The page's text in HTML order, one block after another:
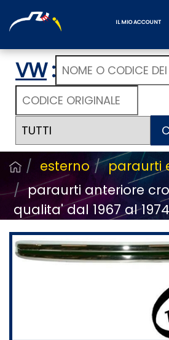
IL MIO ACCOUNT
VW:
esterno
paraurti
paraurti anteriore
qualita' dal 1967 al 1974